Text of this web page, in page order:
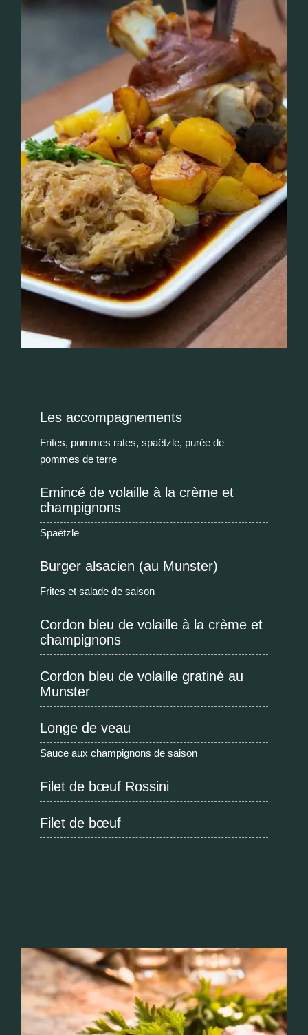
Les accompagnements
Frites, pommes rates, spaëtzle, purée de
pommes de terre
Emincé de volaille à la crème et
champignons
Spaëtzle
Burger alsacien (au Munster)
Frites et salade de saison
Cordon bleu de volaille à la crème et
champignons
Cordon bleu de volaille gratiné au
Munster
Longe de veau
Sauce aux champignons de saison
Filet de bœuf Rossini
Filet de bœuf